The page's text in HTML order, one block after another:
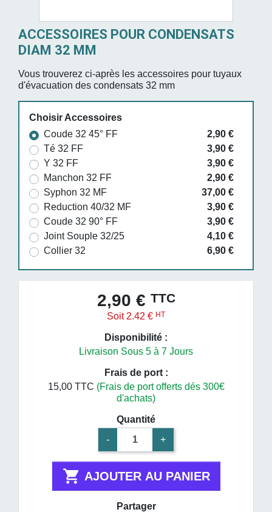
ACCESSOIRES POUR CONDENSATS
DIAM 32 MM
Vous trouverez ci-après les accessoires pour tuyaux
d'évacuation des condensats 32 mm
Choisir Accessoires
Coude 32 45° FF
2,90 €
Té 32 FF
3,90 €
Y 32 FF
3,90 €
Manchon 32 FF
2,90 €
Syphon 32 MF
37,00 €
Reduction 40/32 MF
3,90 €
Coude 32 90° FF
3,90 €
Joint Souple 32/25
4,10 €
Collier 32
6,90 €
2,90 € TTC
Soit 2.42 € HT
Disponibilité :
Livraison Sous 5 à 7 Jours
Frais de port :
15,00 TTC (Frais de port offerts dés 300€
d'achats)
Quantité
-
+
 AJOUTER AU PANIER
Partager